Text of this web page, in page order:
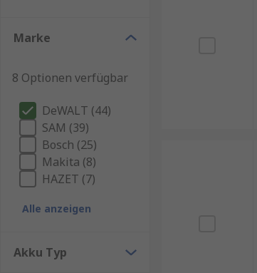
Marke
8 Optionen verfügbar
DeWALT (44)
SAM (39)
Bosch (25)
Makita (8)
HAZET (7)
Alle anzeigen
Akku Typ